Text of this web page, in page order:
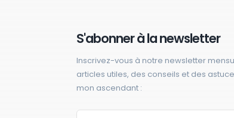
S'abonner à la newsletter
Inscrivez-vous à notre newsletter
articles utiles, des conseils et des
mon ascendant :